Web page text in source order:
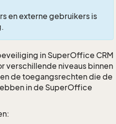
en externe gebruikers is
in SuperOffice CRM
verschillende niveaus binnen
de toegangsrechten die de
in de SuperOffice